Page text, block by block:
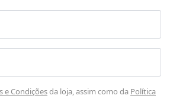
e Condiçõesda loja, assim como da Política